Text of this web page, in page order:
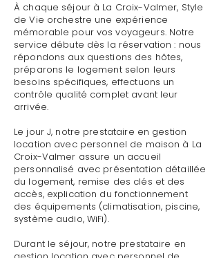
À chaque séjour à La Croix-Valmer, Style
de Vie orchestre une expérience
mémorable pour vos voyageurs. Notre
service débute dès la réservation : nous
répondons aux questions des hôtes,
préparons le logement selon leurs
besoins spécifiques, effectuons un
contrôle qualité complet avant leur
arrivée.
Le jour J, notre prestataire en gestion
location avec personnel de maison à La
Croix-Valmer assure un accueil
personnalisé avec présentation détaillée
du logement, remise des clés et des
accès, explication du fonctionnement
des équipements (climatisation, piscine,
système audio, WiFi).
Durant le séjour, notre prestataire en